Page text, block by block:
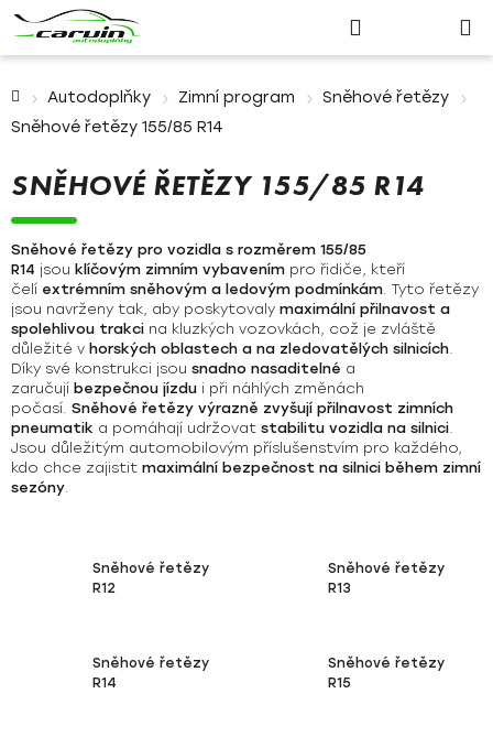
Přihlášení
košík
Autodoplňky Zimní program
Sněhové řetězy
Sněhové řetězy 155/85 R14
SNĚHOVÉ ŘETĚZY 155/85 R14
Sněhové řetězy pro vozidla s rozměrem 155/85
R14 jsou klíčovým zimním vybavením pro řidiče, kteří
čelí extrémním sněhovým a ledovým podmínkám. Tyto řetězy
jsou navrženy tak, aby poskytovaly maximální přilnavost a
spolehlivou trakci na kluzkých vozovkách, což je zvláště
důležité v horských oblastech a na zledovatělých silnicích.
Díky své konstrukci jsou snadno nasaditelné a
zaručují bezpečnou jízdu i při náhlých změnách
počasí. Sněhové řetězy výrazně zvyšují přilnavost zimních
pneumatik a pomáhají udržovat stabilitu vozidla na silnici.
Jsou důležitým automobilovým příslušenstvím pro každého,
kdo chce zajistit maximální bezpečnost na silnici během zimní
sezóny.
Sněhové řetězy
R12
Sněhové řetězy
R13
Sněhové řetězy
R14
Sněhové řetězy
R15